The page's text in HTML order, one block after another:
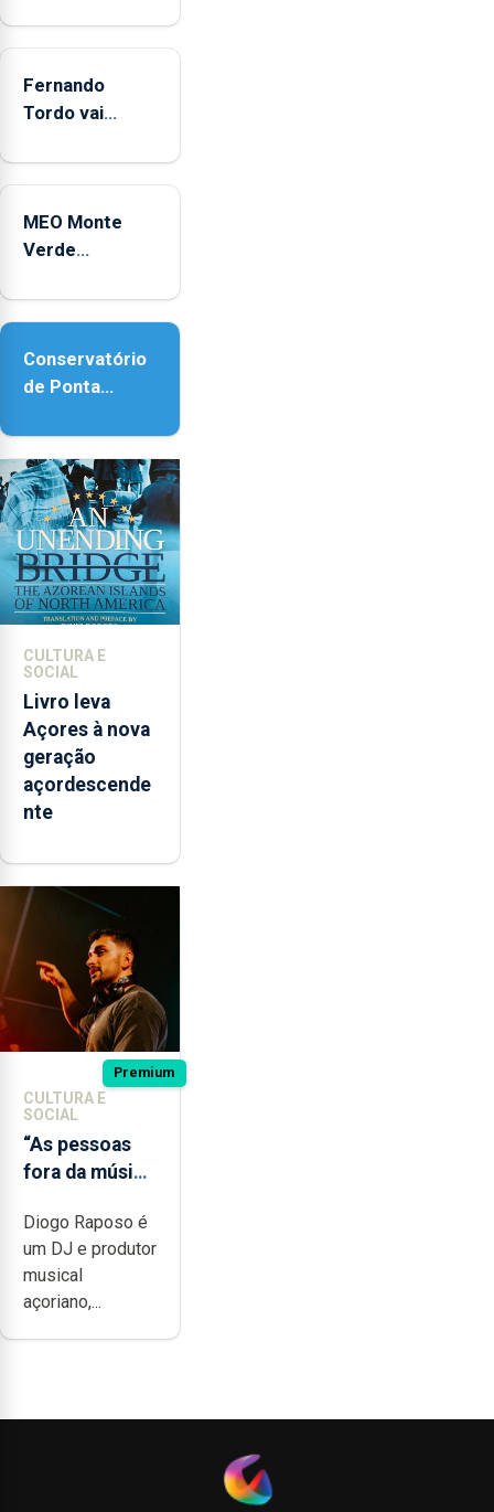
Fernando
Tordo vai
anos de
Coliseu
Micaelense
MEO Monte
Verde
reforço da
Conservatório
de Ponta
contar com
novos
instrumentos
CULTURA E
SOCIAL
Livro leva
Açores à nova
geração
açordescende
nte
Premium
CULTURA E
SOCIAL
“As pessoas
fora da música
noção do quão
difícil é
produzir uma
música”
Diogo Raposo é
um DJ e produtor
musical
açoriano,...